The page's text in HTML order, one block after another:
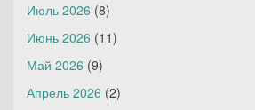
Июль 2026 (8)
Июнь 2026 (11)
Май 2026 (9)
Апрель 2026 (2)